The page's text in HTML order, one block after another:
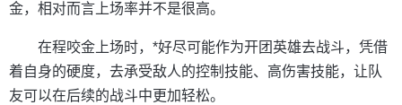
金，相对而言上场率并不是很高。
在程咬金上场时，*好尽可能作为开团英雄去战斗，凭借
着自身的硬度，去承受敌人的控制技能、高伤害技能，让队
友可以在后续的战斗中更加轻松。